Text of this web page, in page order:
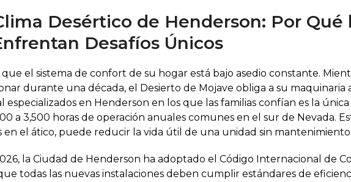
Desértico de Henderson: Por Qué
Desafíos Únicos
el sistema de confort de su hogar está bajo asedio constante.
durante una década, el Desierto de Mojave obliga a su maquinaria
especializados en Henderson en los que las familias confían es la
a 3,500 horas de operación anuales comunes en el sur de Nevada.
en el ático, puede reducir la vida útil de una unidad sin mantenimiento
la Ciudad de Henderson ha adoptado el Código Internacional de
todas las nuevas instalaciones deben cumplir estándares de